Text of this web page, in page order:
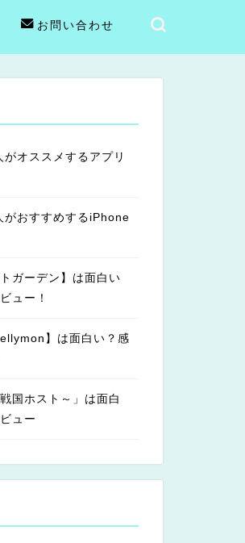
お問い合わせ
がオススメするアプリ
がおすすめするiPhone
ガーデン】は面白い
ュー！
】は面白い？感
国ホスト～」は面白
ュー